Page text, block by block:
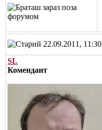
22.09.2011, 11:30
SL
Комендант